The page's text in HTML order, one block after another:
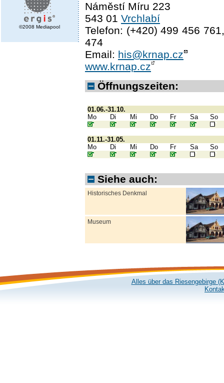
©2008 Mediapool
Náměstí Míru 223
543 01 Vrchlabí
Telefon: (+420) 499 456
474
Email: his@krnap.cz
www.krnap.cz
Öffnungszeiten:
01.06.-31.10.
Mo
Di Mi Do Fr Sa So
01.11.-31.05.
Mo
Di Mi Do Fr Sa So
Siehe auch:
Historisches Denkmal
Museum
Alles über das Riesengebirge